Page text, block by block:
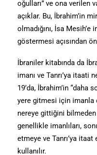
oğulları” ve ona verilen
açıklar. Bu, İbrahim’in
olmadığını, İsa Mesih’e
göstermesi açısından
İbraniler kitabında da
imanı ve Tanrı’ya itaati
19’da, İbrahim’in “daha
yere gitmesi için imanla
nereye gittiğini bilmeden
genellikle imanlıları,
etmeye ve Tanrı’ya
kullanılır.